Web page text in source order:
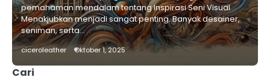
pemahaman mendalam tentang Inspirasi Seni Visual
Menakjubkan menjadi sangat penting. Banyak desainer,
seniman, serta…
ciceroleather Oktober 1, 2025
Cari